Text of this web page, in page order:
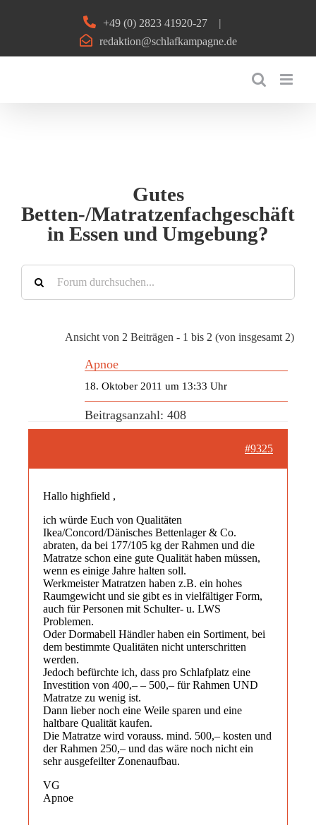
+49 (0) 2823 41920-27
|
redaktion@schlafkampagne.de
Gutes
Betten-/Matratzenfachgeschäft
in Essen und Umgebung?
Ansicht von 2 Beiträgen - 1 bis 2 (von insgesamt 2)
Apnoe
18. Oktober 2011 um 13:33 Uhr
Beitragsanzahl: 408
#9325
Hallo highfield ,
ich würde Euch von Qualitäten
Ikea/Concord/Dänisches Bettenlager & Co.
abraten, da bei 177/105 kg der Rahmen und die
Matratze schon eine gute Qualität haben müssen,
wenn es einige Jahre halten soll.
Werkmeister Matratzen haben z.B. ein hohes
Raumgewicht und sie gibt es in vielfältiger Form,
auch für Personen mit Schulter- u. LWS
Problemen.
Oder Dormabell Händler haben ein Sortiment, bei
dem bestimmte Qualitäten nicht unterschritten
werden.
Jedoch befürchte ich, dass pro Schlafplatz eine
Investition von 400,– – 500,– für Rahmen UND
Matratze zu wenig ist.
Dann lieber noch eine Weile sparen und eine
haltbare Qualität kaufen.
Die Matratze wird vorauss. mind. 500,– kosten und
der Rahmen 250,– und das wäre noch nicht ein
sehr ausgefeilter Zonenaufbau.
VG
Apnoe